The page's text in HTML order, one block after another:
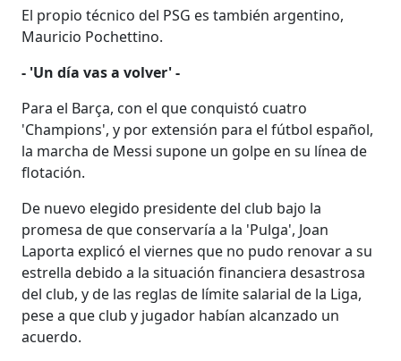
El propio técnico del PSG es también argentino,
Mauricio Pochettino.
- 'Un día vas a volver' -
Para el Barça, con el que conquistó cuatro
'Champions', y por extensión para el fútbol español,
la marcha de Messi supone un golpe en su línea de
flotación.
De nuevo elegido presidente del club bajo la
promesa de que conservaría a la 'Pulga', Joan
Laporta explicó el viernes que no pudo renovar a su
estrella debido a la situación financiera desastrosa
del club, y de las reglas de límite salarial de la Liga,
pese a que club y jugador habían alcanzado un
acuerdo.